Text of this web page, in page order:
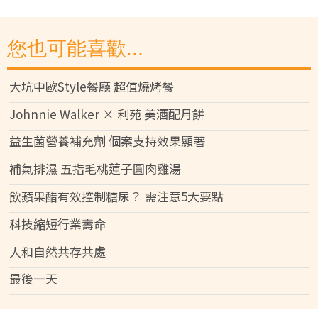
您也可能喜歡...
大坑中歐Style餐廳 超值燒烤餐
Johnnie Walker × 利苑 美酒配月餅
益生菌營養補充劑 個案支持效果顯著
補氣排濕 五指毛桃蓮子圓肉雞湯
飲蘋果醋有效控制糖尿？ 需注意5大要點
科技縮短行業壽命
人和自然共存共處
最後一天